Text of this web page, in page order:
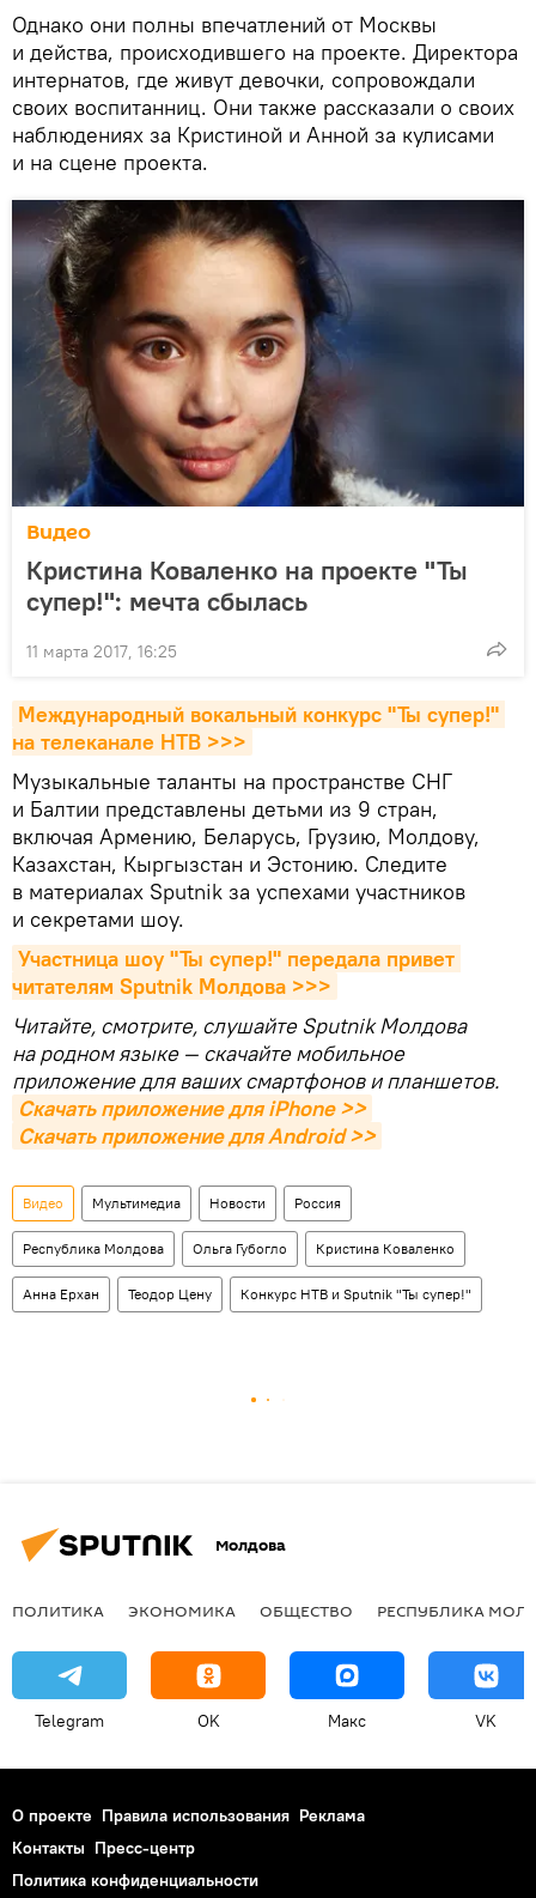
Однако они полны впечатлений от Москвы
и действа, происходившего на проекте. Директора
интернатов, где живут девочки, сопровождали
своих воспитанниц. Они также рассказали о своих
наблюдениях за Кристиной и Анной за кулисами
и на сцене проекта.
Видео
Кристина Коваленко на проекте "Ты
супер!": мечта сбылась
11 марта 2017, 16:25
Международный вокальный конкурс "Ты супер!"
на телеканале НТВ >>>
Музыкальные таланты на пространстве СНГ
и Балтии представлены детьми из 9 стран,
включая Армению, Беларусь, Грузию, Молдову,
Казахстан, Кыргызстан и Эстонию. Следите
в материалах Sputnik за успехами участников
и секретами шоу.
Участница шоу "Ты супер!" передала привет
читателям Sputnik Молдова >>>
Читайте, смотрите, слушайте Sputnik Молдова
на родном языке — скачайте мобильное
приложение для ваших смартфонов и планшетов.
Скачать приложение для iPhone >>
Скачать приложение для Android >>
Видео Мультимедиа Новости Россия
Республика Молдова Ольга Губогло Кристина Коваленко
Анна Ерхан Теодор Цену Конкурс НТВ и Sputnik "Ты супер!"
Молдова
ПОЛИТИКА ЭКОНОМИКА ОБЩЕСТВО РЕСПУБЛИКА
Telegram OK Макс VK
О проекте Правила использования Реклама
Контакты Пресс-центр
Политика конфиденциальности